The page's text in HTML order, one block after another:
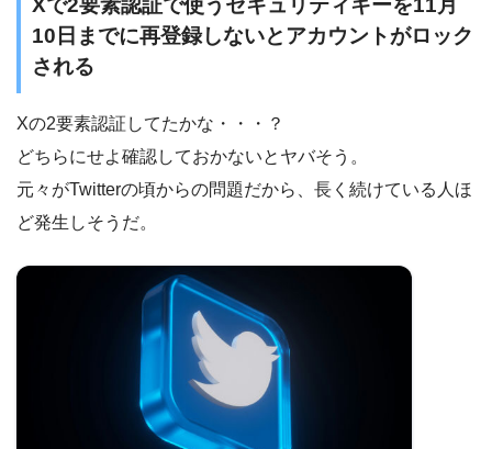
Xで2要素認証で使うセキュリティキーを11月
10日までに再登録しないとアカウントがロック
される
Xの2要素認証してたかな・・・？
どちらにせよ確認しておかないとヤバそう。
元々がTwitterの頃からの問題だから、長く続けている人ほ
ど発生しそうだ。